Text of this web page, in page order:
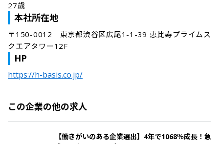
27歳
本社所在地
〒150-0012　東京都渋谷区広尾1-1-39 恵比寿プライムス
クエアタワー12F
HP
https://h-basis.co.jp/
この企業の他の求人
【働きがいのある企業選出】4年で1068％成長！急